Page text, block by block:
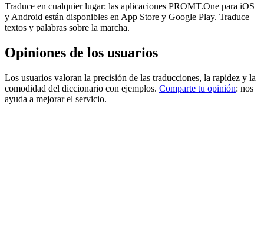
Traduce en cualquier lugar: las aplicaciones PROMT.One para iOS
y Android están disponibles en App Store y Google Play. Traduce
textos y palabras sobre la marcha.
Opiniones de los usuarios
Los usuarios valoran la precisión de las traducciones, la rapidez y la
comodidad del diccionario con ejemplos. Comparte tu opinión: nos
ayuda a mejorar el servicio.